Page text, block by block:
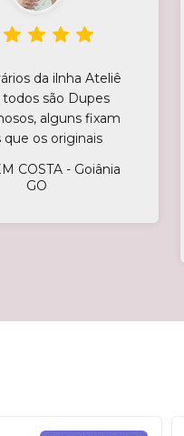
da ilnha Ateliê
todos são Dupes
alguns fixam
que os originais
COSTA - Goiânia
GO